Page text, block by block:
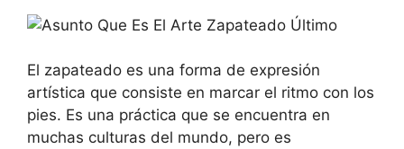
El zapateado es una forma de expresión
artística que consiste en marcar el ritmo con los
pies. Es una práctica que se encuentra en
muchas culturas del mundo, pero es